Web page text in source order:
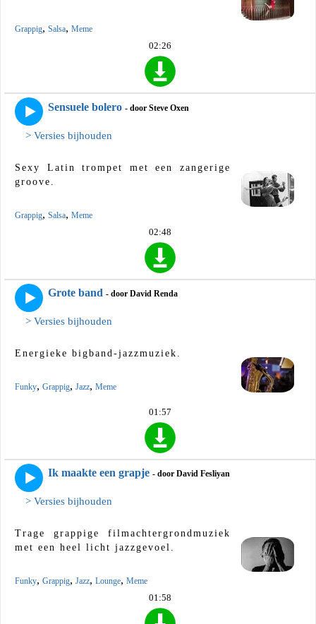
Grappig, Salsa, Meme
02:26
Sensuele bolero - door Steve Oxen
> Versies bijhouden
Sexy Latin trompet met een zangerige
groove.
Grappig, Salsa, Meme
02:48
Grote band - door David Renda
> Versies bijhouden
Energieke bigband-jazzmuziek.
Funky, Grappig, Jazz, Meme
01:57
Ik maakte een grapje - door David Fesliyan
> Versies bijhouden
Trage grappige filmachtergrondmuziek
met een heel licht jazzgevoel.
Funky, Grappig, Jazz, Lounge, Meme
01:58